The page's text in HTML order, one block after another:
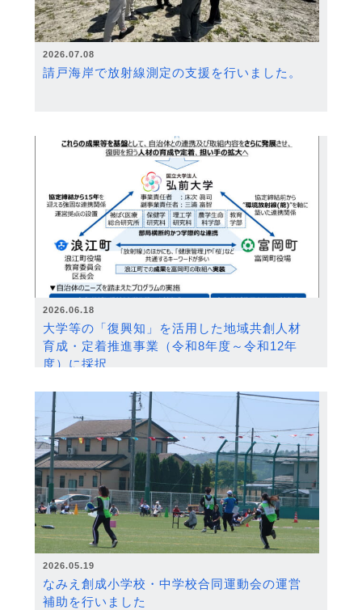
2026.07.08
請戸海岸で放射線測定の支援を行いました。
2026.06.18
大学等の「復興知」を活用した地域共創人材
育成・定着推進事業（令和8年度～令和12年
度）に採択
2026.05.19
なみえ創成小学校・中学校合同運動会の運営
補助を行いました